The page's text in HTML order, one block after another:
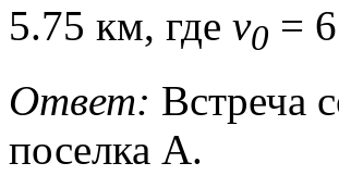
5.75 км, где v0 =
Ответ: Встреча
поселка А.